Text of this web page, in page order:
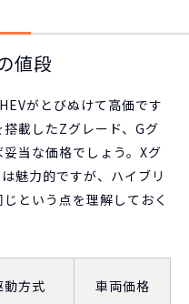
値段
がとびぬけて高価です
載したZグレード、Gグ
当な価格でしょう。Xグ
魅力的ですが、ハイブリ
という点を理解しておく
動方式 車両価格